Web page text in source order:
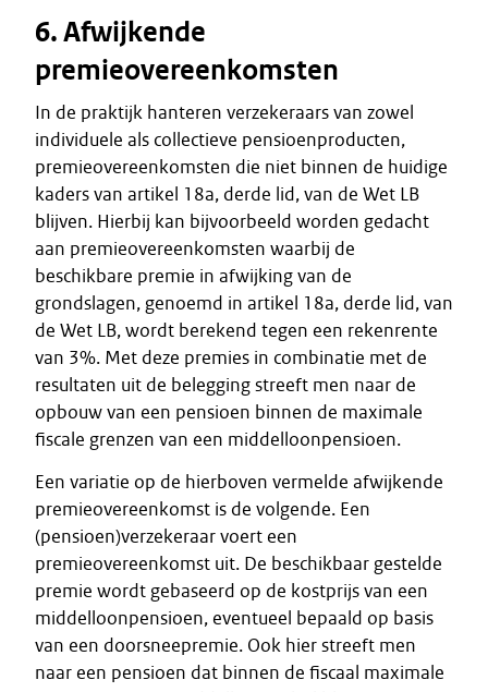
6. Afwijkende
premieovereenkomsten
In de praktijk hanteren verzekeraars van zowel
individuele als collectieve pensioenproducten,
premieovereenkomsten die niet binnen de huidige
kaders van artikel 18a, derde lid, van de Wet LB
blijven. Hierbij kan bijvoorbeeld worden gedacht
aan premieovereenkomsten waarbij de
beschikbare premie in afwijking van de
grondslagen, genoemd in artikel 18a, derde lid, van
de Wet LB, wordt berekend tegen een rekenrente
van 3%. Met deze premies in combinatie met de
resultaten uit de belegging streeft men naar de
opbouw van een pensioen binnen de maximale
fiscale grenzen van een middelloonpensioen.
Een variatie op de hierboven vermelde afwijkende
premieovereenkomst is de volgende. Een
(pensioen)verzekeraar voert een
premieovereenkomst uit. De beschikbaar gestelde
premie wordt gebaseerd op de kostprijs van een
middelloonpensioen, eventueel bepaald op basis
van een doorsneepremie. Ook hier streeft men
naar een pensioen dat binnen de fiscaal maximale